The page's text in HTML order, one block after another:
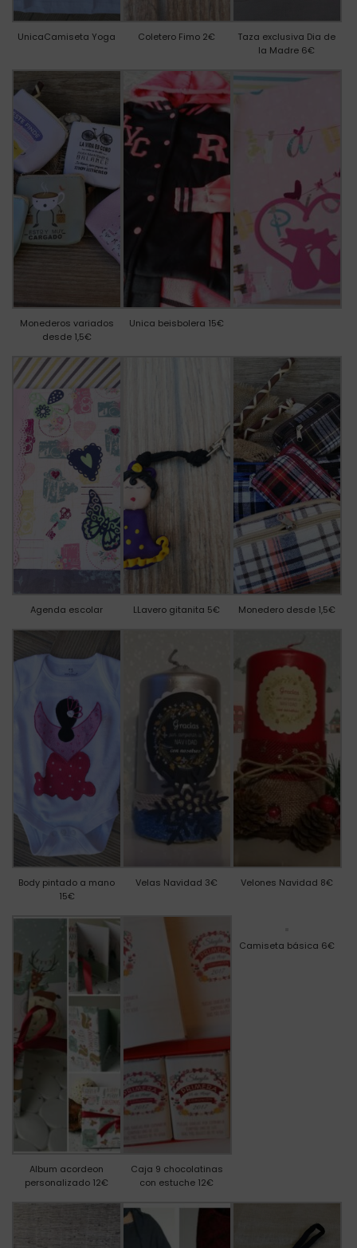
UnicaCamiseta Yoga Coletero Fimo 2€
Taza exclusiva Dia de
la Madre 6€
Monederos variados
desde 1,5€
Unica beisbolera 15€
Agenda escolar LLavero gitanita 5€ Monedero desde 1,5€
Body pintado a mano
15€
Velas Navidad 3€ Velones Navidad 8€
Album acordeon
personalizado 12€
Caja 9 chocolatinas
con estuche 12€
Camiseta básica 6€